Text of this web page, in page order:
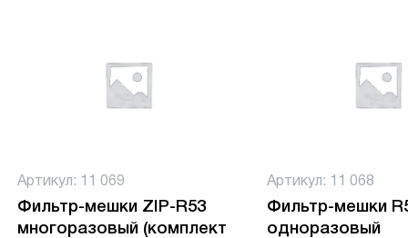
Артикул: 11 069
Фильтр-мешки ZIP-R53
многоразовый (комплект
Артикул: 11 068
Фильтр-мешки
одноразовый